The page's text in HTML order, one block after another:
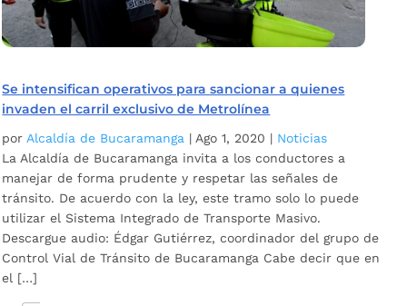
Se intensifican operativos para sancionar a quienes
invaden el carril exclusivo de Metrolínea
por Alcaldía de Bucaramanga | Ago 1, 2020 | Noticias
La Alcaldía de Bucaramanga invita a los conductores a
manejar de forma prudente y respetar las señales de
tránsito. De acuerdo con la ley, este tramo solo lo puede
utilizar el Sistema Integrado de Transporte Masivo.
Descargue audio: Édgar Gutiérrez, coordinador del grupo de
Control Vial de Tránsito de Bucaramanga Cabe decir que en
el […]